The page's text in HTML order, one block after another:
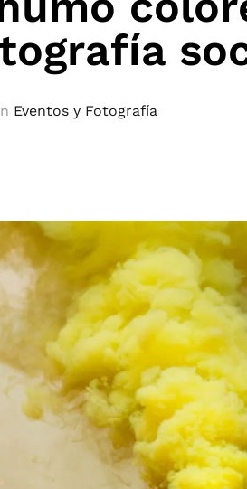
Eventos y Fotografía